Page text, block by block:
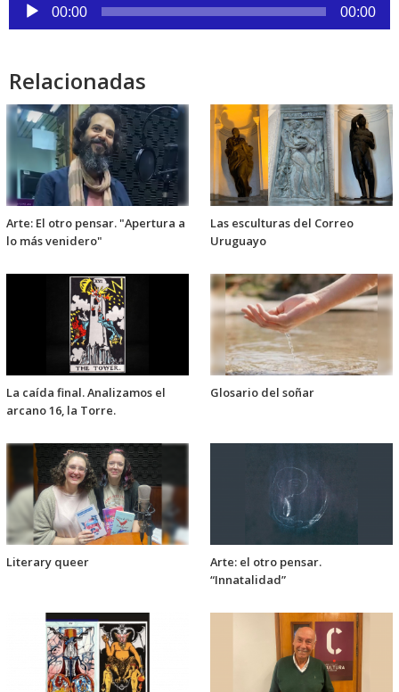
audio
00:00 00:00
Relacionadas
Arte: El otro pensar. "Apertura a
lo más venidero"
Las esculturas del Correo
Uruguayo
La caída final. Analizamos el
arcano 16, la Torre.
Glosario del soñar
Literary queer
Arte: el otro pensar.
“Innatalidad”